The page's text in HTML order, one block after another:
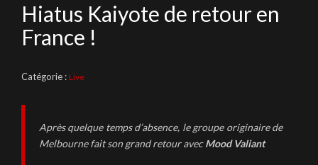
Hiatus Kaiyote de retour en
France !
Catégorie : Live
Après quelque temps d’absence, le groupe originaire de
Melbourne fait son grand retour avecMood Valiant